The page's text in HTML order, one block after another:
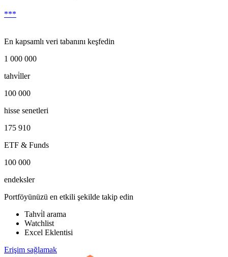
***
En kapsamlı veri tabanını keşfedin
1 000 000
tahvi̇ller
100 000
hisse senetleri
175 910
ETF & Funds
100 000
endeksler
Portföyünüzü en etkili şekilde takip edin
Tahvi̇l arama
Watchlist
Excel Eklentisi
Erişim sağlamak